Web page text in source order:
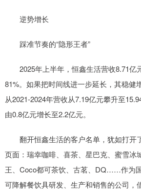
逆势增长
踩准节奏的“隐形王者”
2025年上半年，恒鑫生活营收8.71亿
81%。如果把时间线进一步延长，其稳
从2021-2024年营收从7.19亿元攀升至
由0.8亿元增长至2.2亿元。
翻开恒鑫生活的客户名单，犹如打开
页面：瑞幸咖啡、喜茶、星巴克、蜜雪冰
王、Coco都可茶饮、古茗、DQ……作为
可降解餐饮具研发、生产和销售的公司，